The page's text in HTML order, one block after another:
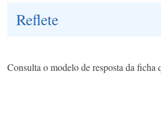
Reflete
Consulta o modelo de resposta da ficha